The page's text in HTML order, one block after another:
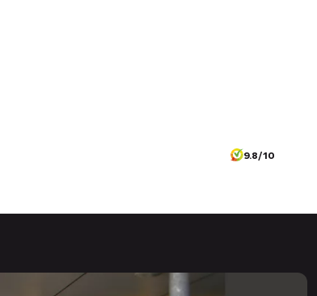
9.8/10